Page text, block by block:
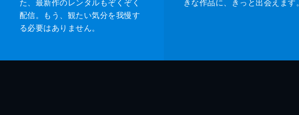
た、最新作のレンタルもぞくぞく
配信。もう、観たい気分を我慢す
る必要はありません。
きな作品に、きっと出会えます。